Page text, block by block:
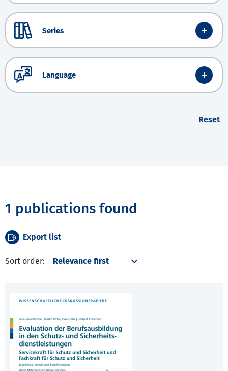
Series
Language
Reset
1 publications found
Export list
Sort order: